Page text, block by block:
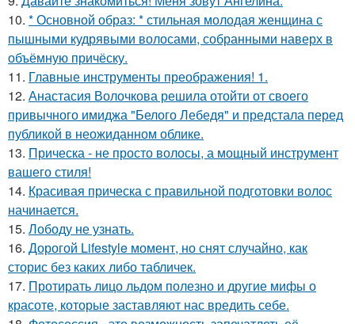
10. * Основной образ: * стильная молодая женщина с
пышными кудрявыми волосами, собранными наверх в
объёмную причёску.
11. Главные инструменты преображения! 1.
12. Анастасия Волочкова решила отойти от своего
привычного имиджа "Белого Лебедя" и предстала перед
публикой в неожиданном облике.
13. Прическа - не просто волосы, а мощный инструмент
вашего стиля!
14. Красивая прическа с правильной подготовки волос
начинается.
15. Лободу не узнать.
16. Дорогой Lifestyle момент, но снят случайно, как
сторис без каких либо табличек.
17. Протирать лицо льдом полезно и другие мифы о
красоте, которые заставляют нас вредить себе.